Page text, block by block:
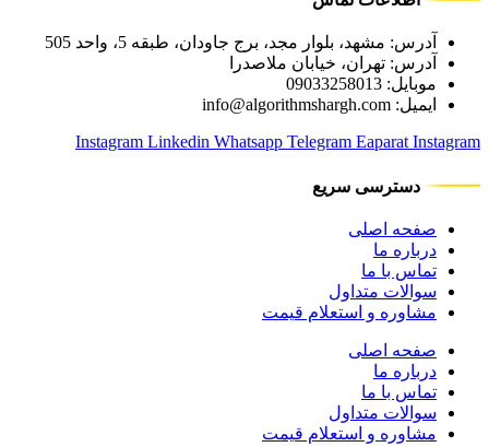
آدرس: مشهد، بلوار مجد، برج جاودان، طبقه 5، واحد 505
آدرس: تهران، خیابان ملاصدرا
موبایل: 09033258013
ایمیل: info@algorithmshargh.com
Instagram Linkedin Whatsapp Telegram Eaparat Instagram
دسترسی سریع
صفحه اصلی
درباره ما
تماس با ما
سوالات متداول
مشاوره و استعلام قیمت
صفحه اصلی
درباره ما
تماس با ما
سوالات متداول
مشاوره و استعلام قیمت